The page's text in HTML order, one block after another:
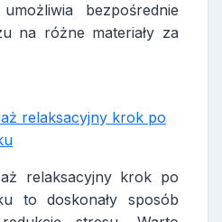
bezpośrednie
na różne materiały za
relaksacyjny krok po
relaksacyjny krok po
to doskonały sposób